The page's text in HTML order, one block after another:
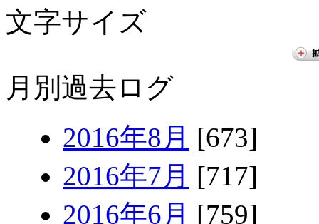
文字サイズ
月別過去ログ
2016年8月 [673]
2016年7月 [717]
2016年6月 [759]